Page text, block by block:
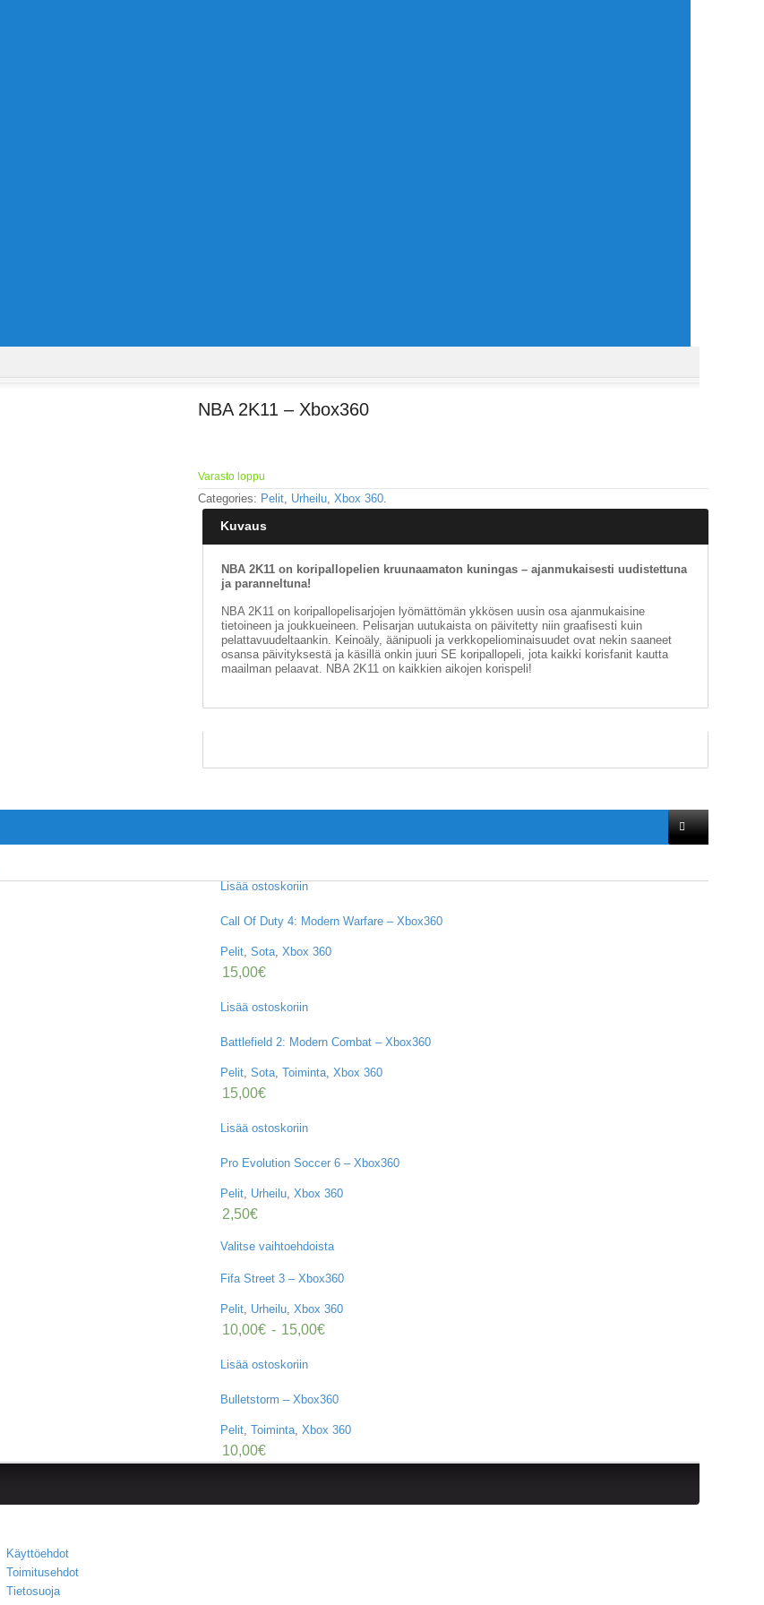
NBA 2K11 – Xbox360
Varasto loppu
Categories: Pelit, Urheilu, Xbox 360.
Kuvaus
NBA 2K11 on koripallopelien kruunaamaton kuningas – ajanmukaisesti uudistettuna
ja paranneltuna!
NBA 2K11 on koripallopelisarjojen lyömättömän ykkösen uusin osa ajanmukaisine
tietoineen ja joukkueineen. Pelisarjan uutukaista on päivitetty niin graafisesti kuin
pelattavuudeltaankin. Keinoäly, äänipuoli ja verkkopeliominaisuudet ovat nekin saaneet
osansa päivityksestä ja käsillä onkin juuri SE koripallopeli, jota kaikki korisfanit kautta
maailman pelaavat. NBA 2K11 on kaikkien aikojen korispeli!
Lisää ostoskoriin
Call Of Duty 4: Modern Warfare – Xbox360
Pelit, Sota, Xbox 360
15,00€
Lisää ostoskoriin
Battlefield 2: Modern Combat – Xbox360
Pelit, Sota, Toiminta, Xbox 360
15,00€
Lisää ostoskoriin
Pro Evolution Soccer 6 – Xbox360
Pelit, Urheilu, Xbox 360
2,50€
Valitse vaihtoehdoista
Fifa Street 3 – Xbox360
Pelit, Urheilu, Xbox 360
10,00€ - 15,00€
Lisää ostoskoriin
Bulletstorm – Xbox360
Pelit, Toiminta, Xbox 360
10,00€
Käyttöehdot
Toimitusehdot
Tietosuoja